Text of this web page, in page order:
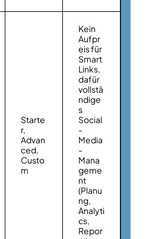
Starte
r,
Advan
ced,
Custo
m
Kein
Aufpr
eis für
Smart
Links,
dafür
vollstä
ndige
s
Social
-
Media
-
Mana
geme
nt
(Planu
ng,
Analyti
cs,
Repor